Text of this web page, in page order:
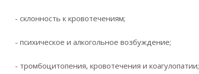
- склонность к кровотечениям;
- психическое и алкогольное возбуждение;
- тромбоцитопения, кровотечения и коагулопатии;